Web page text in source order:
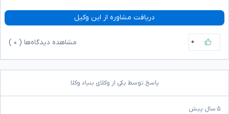
دریافت مشاوره از این وکیل
۰ مشاهده دیدگاه‌ها ( ۰
پاسخ توسط یکی از وکلای بنیاد وکلا
۵ سال پیش